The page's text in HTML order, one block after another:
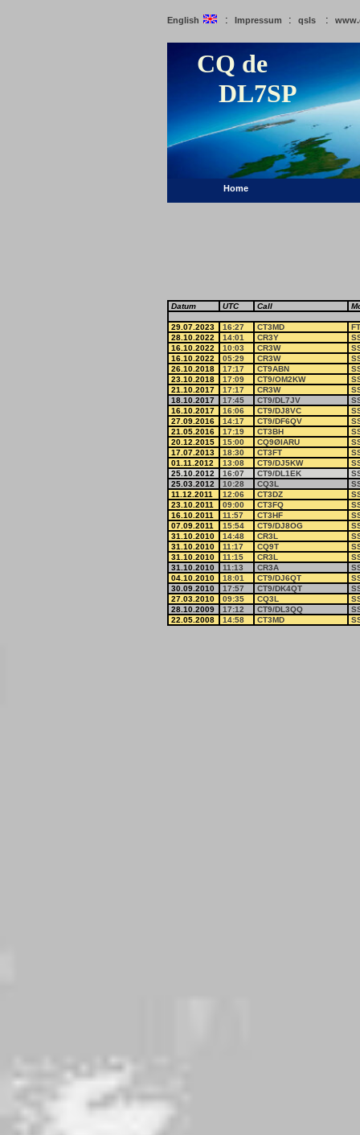
English : Impressum : qsls :
CQ de
DL7SP
Home
Datum UTC Call
29.07.2023 16:27 CT3MD
28.10.2022
14:01 CR3Y
16.10.2022
10:03 CR3W
16.10.2022
05:29 CR3W
26.10.2018
17:17 CT9ABN
23.10.2018
17:09 CT9/OM2KW
21.10.2017
17:17 CR3W
18.10.2017
17:45 CT9/DL7JV
16.10.2017
16:06 CT9/DJ8VC
27.09.2016
14:17 CT9/DF6QV
21.05.2016
17:19 CT3BH
20.12.2015
15:00 CQ9ØIARU
17.07.2013
18:30 CT3FT
01.11.2012
13:08 CT9/DJ5KW
25.10.2012
16:07 CT9/DL1EK
25.03.2012
10:28 CQ3L
11.12.2011
12:06 CT3DZ
23.10.2011
09:00 CT3FQ
16.10.2011
11:57 CT3HF
07.09.2011
15:54 CT9/DJ8OG
31.10.2010
14:48 CR3L
31.10.2010
11:17 CQ9T
31.10.2010
11:15 CR3L
31.10.2010
11:13 CR3A
04.10.2010
18:01 CT9/DJ6QT
30.09.2010
17:57 CT9/DK4QT
27.03.2010
09:35 CQ3L
28.10.2009
17:12 CT9/DL3QQ
22.05.2008
14:58 CT3MD